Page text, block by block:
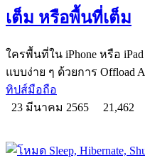
เต็ม หรือพื้นที่เต็ม
ใครพื้นที่ใน iPhone หรือ
แบบง่าย ๆ ด้วยการ Offload
ทิปส์มือถือ
23 มีนาคม 2565
21,462